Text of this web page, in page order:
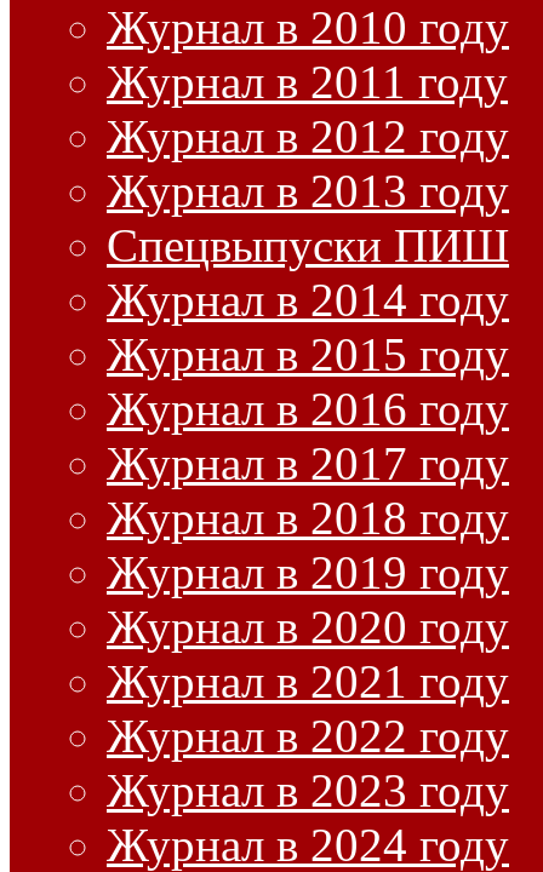
Журнал в 2010 году
Журнал в 2011 году
Журнал в 2012 году
Журнал в 2013 году
Спецвыпуски ПИШ
Журнал в 2014 году
Журнал в 2015 году
Журнал в 2016 году
Журнал в 2017 году
Журнал в 2018 году
Журнал в 2019 году
Журнал в 2020 году
Журнал в 2021 году
Журнал в 2022 году
Журнал в 2023 году
Журнал в 2024 году